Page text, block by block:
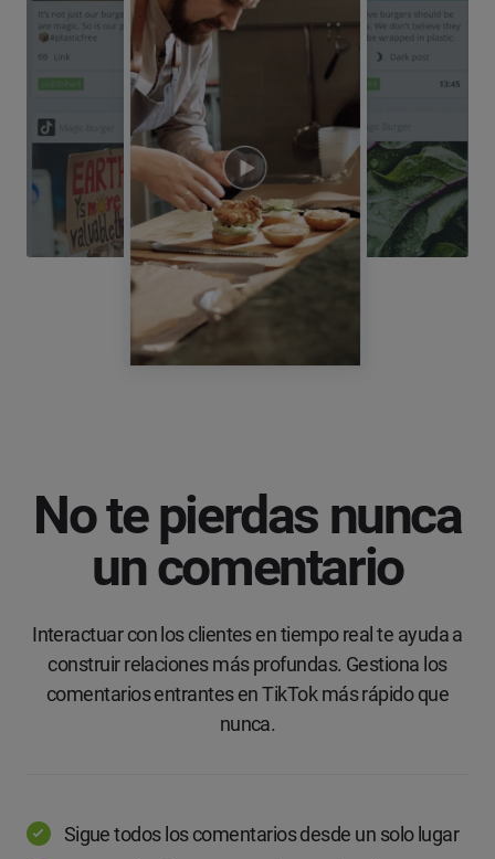
No te pierdas nunca
un comentario
Interactuar con los clientes en tiempo real te ayuda a
construir relaciones más profundas. Gestiona los
comentarios entrantes en TikTok más rápido que
nunca.
Sigue todos los comentarios desde un solo lugar